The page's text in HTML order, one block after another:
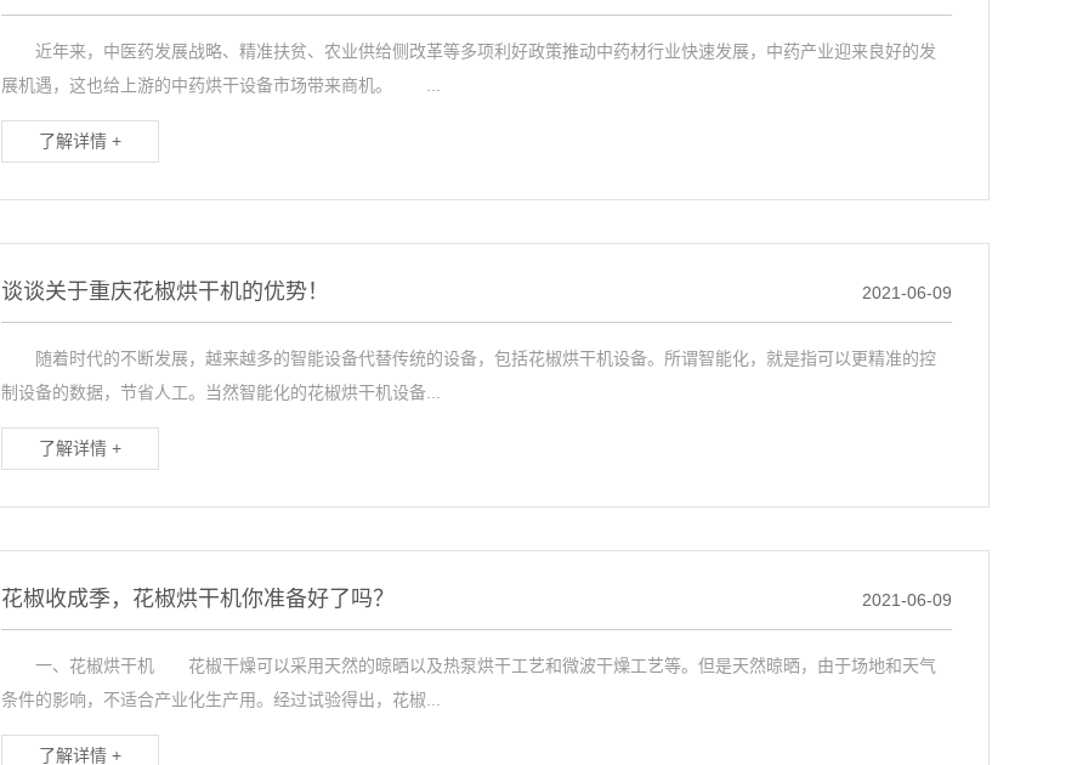
近年来，中医药发展战略、精准扶贫、农业供给侧改革等多项利好政策推动中药材行业快速发展，中药产业迎来良好的发
展机遇，这也给上游的中药烘干设备市场带来商机。 ...
了解详情 +
谈谈关于重庆花椒烘干机的优势！ 2021-06-09
随着时代的不断发展，越来越多的智能设备代替传统的设备，包括花椒烘干机设备。所谓智能化，就是指可以更精准的控
制设备的数据，节省人工。当然智能化的花椒烘干机设备...
了解详情 +
花椒收成季，花椒烘干机你准备好了吗？ 2021-06-09
一、花椒烘干机 花椒干燥可以采用天然的晾晒以及热泵烘干工艺和微波干燥工艺等。但是天然晾晒，由于场地和天气
条件的影响，不适合产业化生产用。经过试验得出，花椒...
了解详情 +